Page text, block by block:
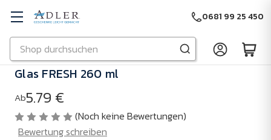
Zu Hauptinhalt springen
Suchen
0681 99 25 450
Glas FRESH 260 ml
Ab5.79 €
(Noch keine Bewertungen)
Bewertung schreiben